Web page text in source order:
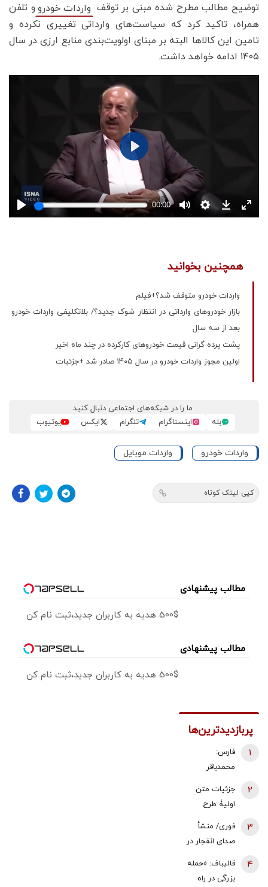
توضیح مطالب مطرح شده مبنی بر توقف واردات خودرو و تلفن
همراه، تاکید کرد که سیاست‌های وارداتی تغییری نکرده و
تامین این کالاها البته بر مبنای اولویت‌بندی منابع ارزی در سال
۱۴۰۵ ادامه خواهد داشت.
همچنین بخوانید
واردات خودرو متوقف شد؟+فیلم
بازار خودروهای وارداتی در انتظار شوک جدید؟/ بلاتکلیفی واردات خودرو
بعد از سه سال
پشت پرده گرانی قیمت خودروهای کارکرده در چند ماه اخیر
اولین مجوز واردات خودرو در سال ۱۴۰۵ صادر شد +جزئیات
ما را در شبکه‌های اجتماعی دنبال کنید
بله
اینستاگرام تلگرام ایکس یوتیوب
واردات خودرو واردات موبایل
کپی لینک کوتاه
مطالب پیشنهادی
500$ هدیه به کاربران جدید،ثبت نام کن
مطالب پیشنهادی
500$ هدیه به کاربران جدید،ثبت نام کن
پربازدیدترین‌ها
فارس:
محمدباقر
داد/ محسن
رضایی دبیر
شورای عالی
امنیت ملی شد
1
جزئیات متن
اولیۀ طرح
مدیریت تنگه
هرمز منتشر
شد
2
فوری/ منشأ
صدای انفجار در
شد/ مقابه با
3
قالیباف: «حمله
بزرگی در راه
4